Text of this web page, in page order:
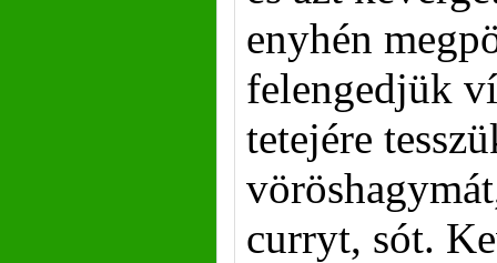
enyhén
felengedjük
tetejére
curryt, sót.